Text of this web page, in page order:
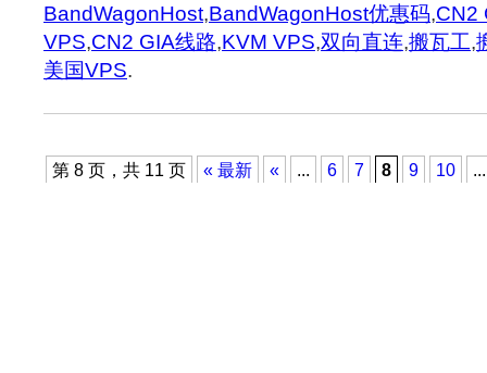
BandWagonHost,BandWagonHost优惠码,CN2
VPS,CN2 GIA线路,KVM VPS,双向直连,搬瓦工,
美国VPS.
第 8 页，共 11 页 « 最新 « ... 6 7 8 9 10 ...